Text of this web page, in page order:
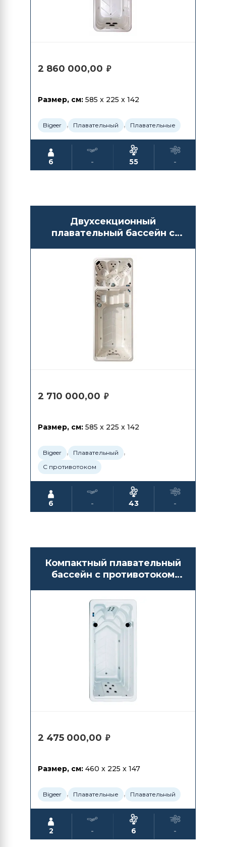
2 860 000,00 ₽
Размер, см: 585 x 225 x 142
Bigeer , Плавательный , Плавательные
6 - 55 -
Двухсекционный
плавательный бассейн с
BG6607
2 710 000,00 ₽
Размер, см: 585 x 225 x 142
Bigeer , Плавательный ,
С противотоком
6 - 43 -
Компактный плавательный
бассейн с противотоком
2 475 000,00 ₽
Размер, см: 460 x 225 x 147
Bigeer , Плавательные , Плавательный
2 - 6 -